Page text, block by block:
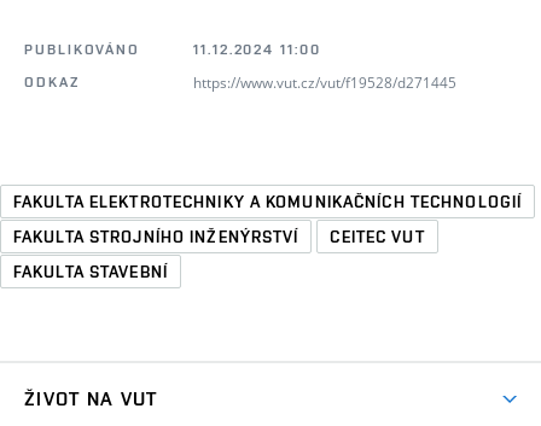
PUBLIKOVÁNO
11.12.2024 11:00
ODKAZ
https://www.vut.cz/vut/f19528/d271445
FAKULTA ELEKTROTECHNIKY A KOMUNIKAČNÍCH TECHNOLOGIÍ
FAKULTA STROJNÍHO INŽENÝRSTVÍ
CEITEC VUT
FAKULTA STAVEBNÍ
ŽIVOT NA VUT